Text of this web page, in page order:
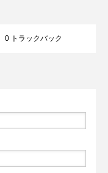
通潤橋が熊本県
ＰＴの実証実験
0 トラックバック